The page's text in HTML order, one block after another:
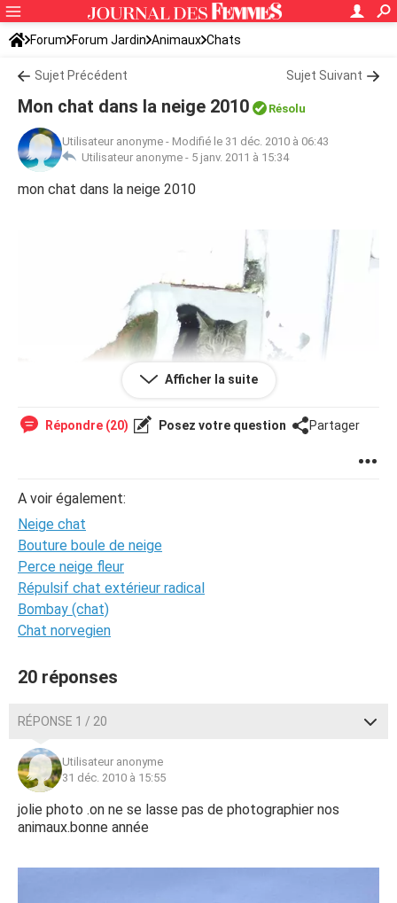
Forum Forum Jardin Animaux Chats
Sujet Précédent Sujet Suivant
Mon chat dans la neige 2010 Résolu
Utilisateur anonyme - Modifié le 31 déc. 2010 à 06:43
Utilisateur anonyme - 5 janv. 2011 à 15:34
mon chat dans la neige 2010
Afficher la suite
Répondre (20) Posez votre question Partager
A voir également:
Neige chat
Bouture boule de neige
Perce neige fleur
Répulsif chat extérieur radical
Bombay (chat)
Chat norvegien
20 réponses
RÉPONSE 1 / 20
Utilisateur anonyme
31 déc. 2010 à 15:55
jolie photo .on ne se lasse pas de photographier nos
animaux.bonne année